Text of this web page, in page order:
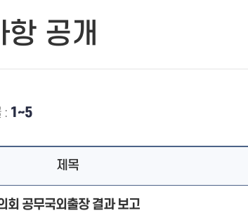
공개
: 1~5
제목
회 공무국외출장 결과 보고